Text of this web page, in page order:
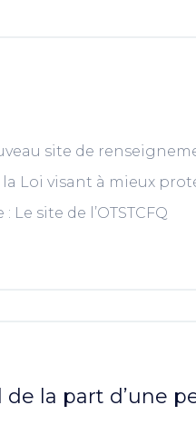
site de
la Loi visant à mieux
site de l’OTSTCFQ
la part d’une